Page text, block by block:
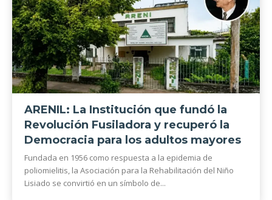
ARENIL: La Institución que fundó la
Revolución Fusiladora y recuperó la
Democracia para los adultos mayores
Fundada en 1956 como respuesta a la epidemia de
poliomielitis, la Asociación para la Rehabilitación del Niño
Lisiado se convirtió en un símbolo de...